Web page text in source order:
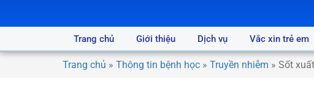
Trang chủ Giới thiệu Dịch vụ Vắc xin trẻ em
Trang chủ » Thông tin bệnh học » Truyền nhiễm » Sốt